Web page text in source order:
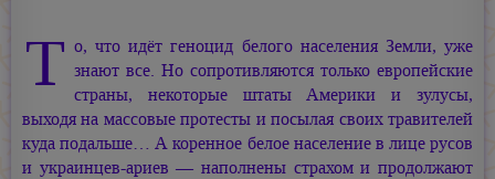
Т о, что идёт геноцид белого населения Земли, уже
знают все. Но сопротивляются только европейские
страны, некоторые штаты Америки и зулусы,
выходя на массовые протесты и посылая своих травителей
куда подальше… А коренное белое население в лице русов
и украинцев-ариев — наполнены страхом и продолжают